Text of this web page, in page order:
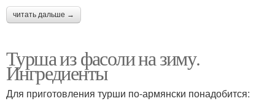
читать дальше →
Турша из фасоли на зиму.
Ингредиенты
Для приготовления турши по-армянски понадобится: